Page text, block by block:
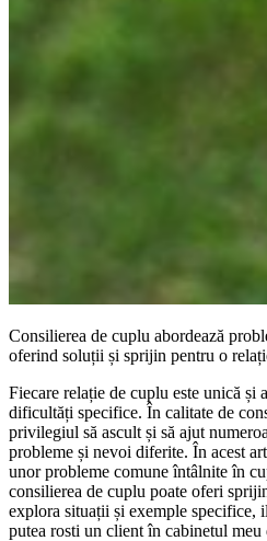
Consilierea de cuplu abordează
oferind soluții și sprijin pentru o
Fiecare relație de cuplu este unică și
dificultăți specifice. În calitate de
privilegiul să ascult și să ajut
probleme și nevoi diferite. În acest
unor probleme comune întâlnite în
consilierea de cuplu poate oferi
explora situații și exemple specifice,
putea rosti un client în cabinetul meu